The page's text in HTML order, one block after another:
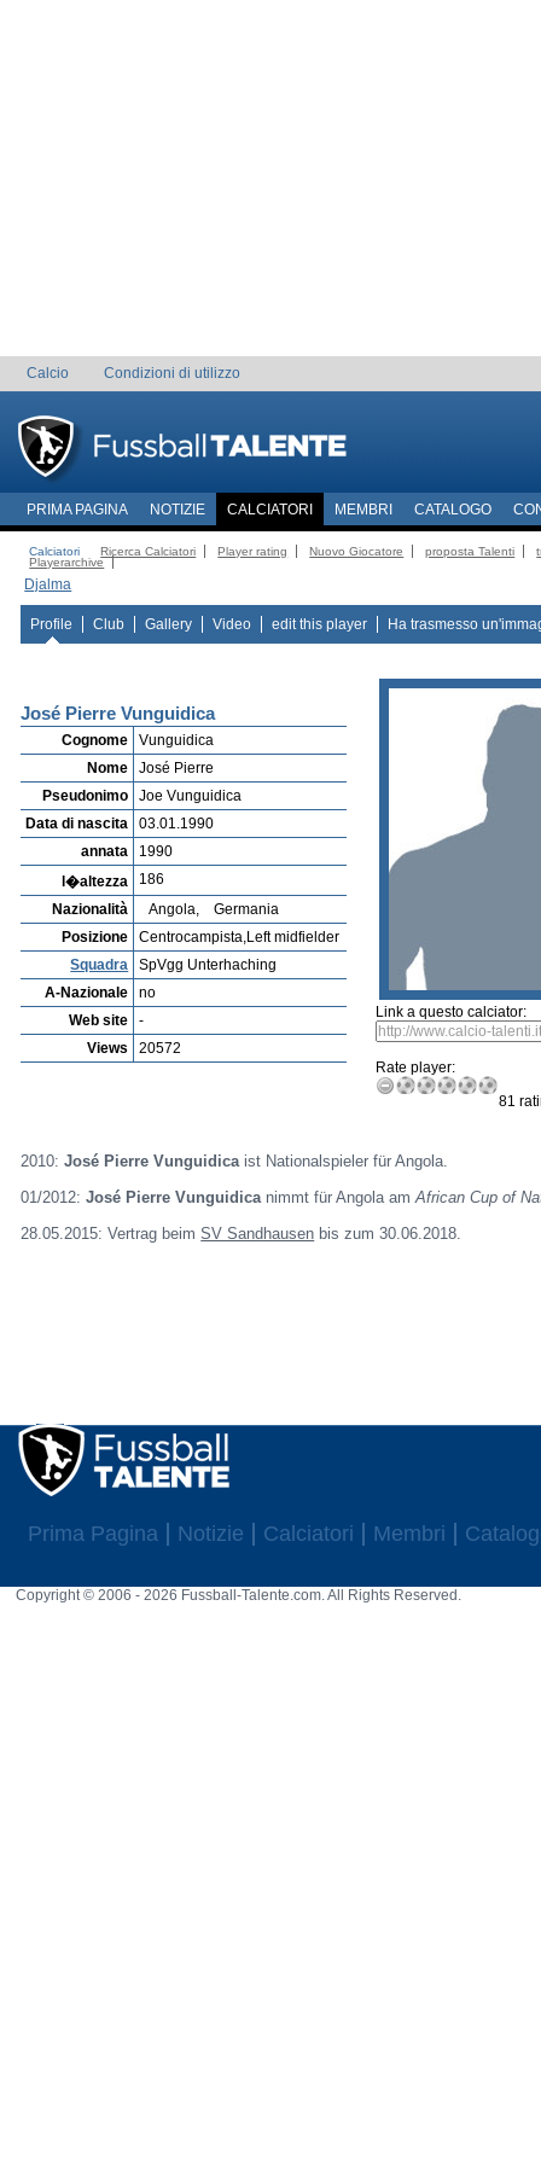
Calcio Condizioni di utilizzo
PRIMA PAGINA NOTIZIE CALCIATORI MEMBRI CATALOGO
Calciatori Ricerca Calciatori Player rating Nuovo Giocatore proposta Talenti
Playerarchive
Djalma
Profile Club Gallery Video edit this player Ha trasmesso
José Pierre Vunguidica
Cognome
Vunguidica
Nome
José Pierre
Pseudonimo
Joe Vunguidica
Data di nascita
03.01.1990
annata
1990
l�altezza
186
Nazionalità
Angola,
Germania
Posizione
Centrocampista,Left midfielder
Squadra
SpVgg Unterhaching
A-Nazionale
no
Web site
-
Views
20572
Link a questo calciator:
Rate player:
81
2010:José Pierre Vunguidica ist Nationalspieler für Angola.
01/2012:José Pierre Vunguidica nimmt für Angola amAfrican Cup of
28.05.2015: Vertrag beimSV Sandhausen bis zum 30.06.2018.
Prima Pagina Notizie Calciatori Membri
Copyright © 2006 - 2026 Fussball-Talente.com. All Rights Reserved.